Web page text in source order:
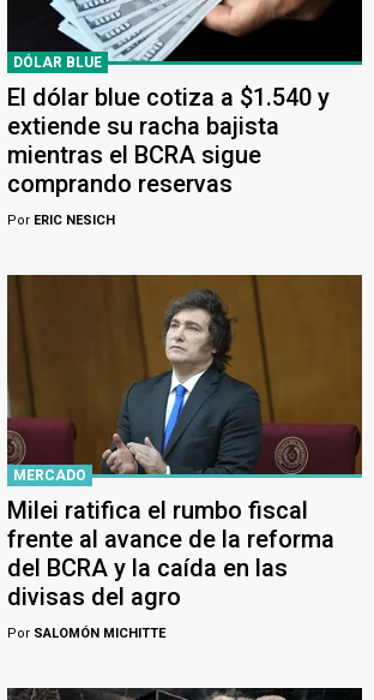
DÓLAR BLUE
El dólar blue cotiza a $1.540 y
extiende su racha bajista
mientras el BCRA sigue
comprando reservas
Por ERIC NESICH
MERCADO
Milei ratifica el rumbo fiscal
frente al avance de la reforma
del BCRA y la caída en las
divisas del agro
Por SALOMÓN MICHITTE